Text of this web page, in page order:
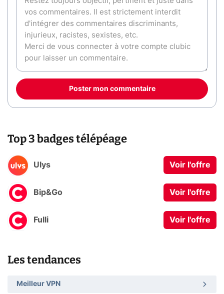
Poster mon commentaire
Top 3 badges télépéage
Ulys Voir l'offre
Bip&Go Voir l'offre
Fulli Voir l'offre
Les tendances
Meilleur VPN